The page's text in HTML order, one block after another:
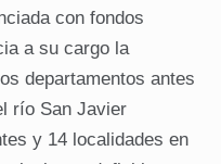
con fondos
a su cargo la
departamentos antes
río San Javier
y 14 localidades en